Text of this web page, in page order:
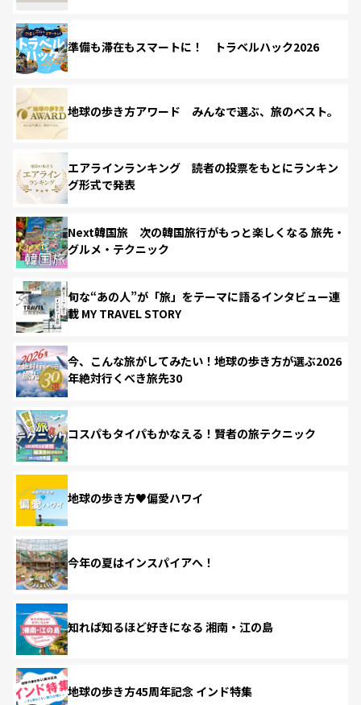
準備も滞在もスマートに！ トラベルハック2026
地球の歩き方アワード みんなで選ぶ、旅のベスト。
エアラインランキング 読者の投票をもとにランキン
グ形式で発表
Next韓国旅 次の韓国旅行がもっと楽しくなる 旅先・
グルメ・テクニック
旬な“あの人”が「旅」をテーマに語るインタビュー連
載 MY TRAVEL STORY
今、こんな旅がしてみたい！地球の歩き方が選ぶ2026
年絶対行くべき旅先30
コスパもタイパもかなえる！賢者の旅テクニック
地球の歩き方♥偏愛ハワイ
今年の夏はインスパイアへ！
知れば知るほど好きになる 湘南・江の島
地球の歩き方45周年記念 インド特集